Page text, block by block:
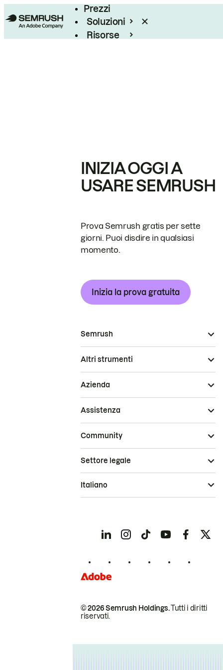
Prezzi
Soluzioni
Risorse
INIZIA OGGI A
USARE SEMRUSH
Prova Semrush gratis per sette
giorni. Puoi disdire in qualsiasi
momento.
Inizia la prova gratuita
Semrush
Altri strumenti
Azienda
Assistenza
Community
© 2026 Semrush Holdings.Tutti i diritti
riservati.
Settore legale
Italiano